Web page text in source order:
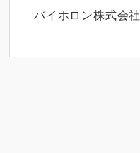
バイホロン株式会社